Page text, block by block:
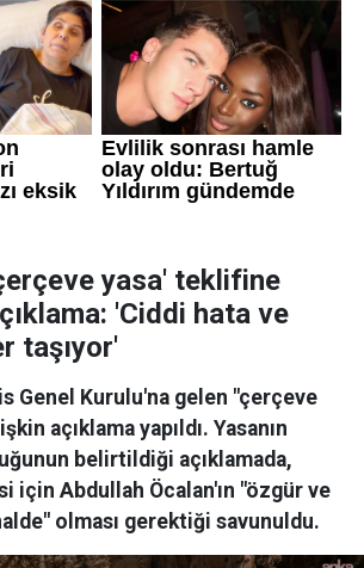
yasa' teklifine
'Ciddi hata ve
taşıyor'
Genel Kurulu'na gelen "çerçeve
açıklama yapıldı. Yasanın
belirtildiği açıklamada,
için Abdullah Öcalan'ın "özgür ve
olması gerektiği savunuldu.